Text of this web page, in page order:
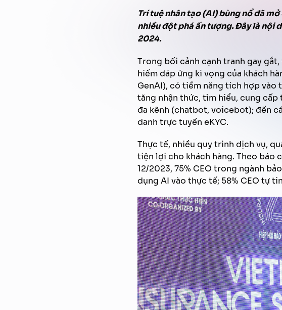
Trí tuệ nhân tạo (AI) bùng nổ đã
nhiều đột phá ấn tượng. Đây là nội
2024.
Trong bối cảnh cạnh tranh gay
hiểm đáp ứng kì vọng của khách
GenAI), có tiềm năng tích hợp vào
tăng nhận thức, tìm hiểu, cung
đa kênh (chatbot, voicebot); đến
danh trực tuyến eKYC.
Thực tế, nhiều quy trình dịch vụ,
tiện lợi cho khách hàng. Theo báo
12/2023, 75% CEO trong ngành
dụng AI vào thực tế; 58% CEO tự